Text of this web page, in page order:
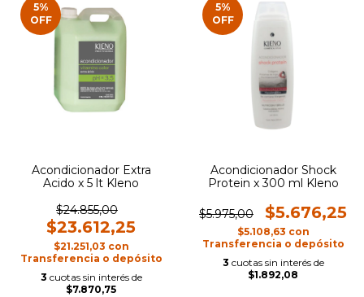
5%
OFF
Acondicionador Extra
Acido x 5 lt Kleno
$24.855,00
$23.612,25
$21.251,03 con
Transferencia o depósito
3 cuotas sin interés de
$7.870,75
5%
OFF
Acondicionador Shock
Protein x 300 ml Kleno
$5.975,00 $5.676,25
$5.108,63 con
Transferencia o depósito
3 cuotas sin interés de
$1.892,08